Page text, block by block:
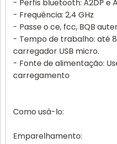
- Perfis bluetooth: A2DP e
- Frequência: 2,4 GHz
- Passe o ce, fcc, BQB
- Tempo de trabalho: até
carregador USB micro.
- Fonte de alimentação:
carregamento
Como usá-lo:
Emparelhamento: